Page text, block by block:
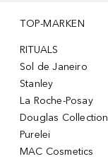
TOP-MARKEN
RITUALS
Sol de Janeiro
Stanley
La Roche-Posay
Douglas Collection
Purelei
MAC Cosmetics